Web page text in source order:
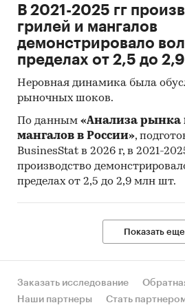
В 2021-2025 гг
грилей и мангалов
демонстрировало
пределах от 2,5 до
Неровная динамика была
рыночных шоков.
По данным «Анализа рынка
мангалов в России»,
BusinesStat в 2026 г, в 2021-
производство
пределах от 2,5 до 2,9 млн шт.
Показать еще
Заказать исследование
Наши партнеры
Стать